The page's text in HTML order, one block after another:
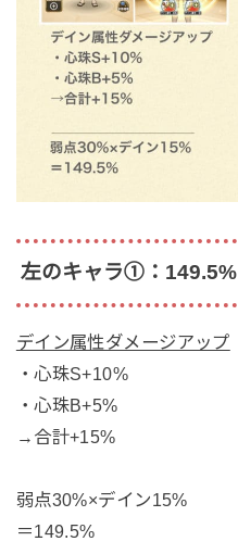
左のキャラ①：149.5%
デイン属性ダメージアップ
・心珠S+10%
・心珠B+5%
→合計+15%
弱点30%×デイン15%
＝149.5%